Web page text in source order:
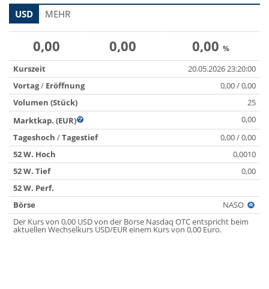
USD MEHR
0,00 0,00 0,00 %
Kurszeit
20.05.2026 23:20:00
Vortag/ Eröffnung
0,00 / 0,00
Volumen (Stück)
25
Marktkap. (EUR)
0,00
Tageshoch /Tagestief
0,00 / 0,00
52 W. Hoch
0,0010
52 W. Tief
0,00
52 W. Perf.
Börse
NASO
Der Kurs von 0,00 USD von der Börse Nasdaq OTC entspricht beim
aktuellen Wechselkurs USD/EUR einem Kurs von 0,00 Euro.